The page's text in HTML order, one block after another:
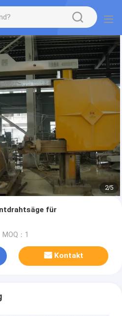
2/5
für
MOQ：1
Kontakt